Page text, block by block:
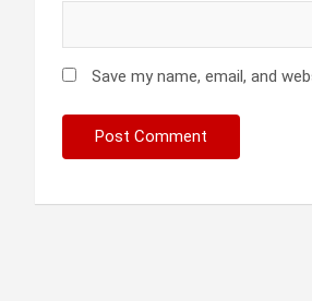
Save my name, email, and